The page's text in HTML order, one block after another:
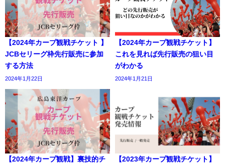
【2024年カープ観戦チケット 】
JCBセリーグ枠先行販売に参加
する方法
2024年1月22日
【2024年カープ観戦チケット】
これを見れば先行販売の狙い目
がわかる
2024年1月21日
【2024年カープ観戦】裏技的チ
【2023年カープ観戦チケット】